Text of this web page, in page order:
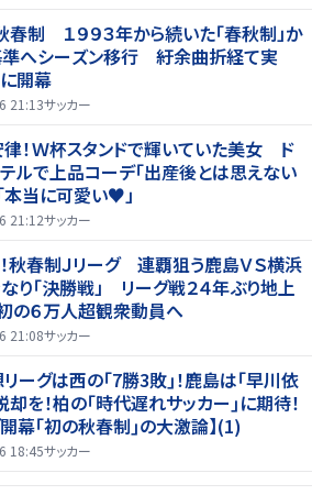
春制 １９９３年から続いた「春秋制」か
準へシーズン移行 紆余曲折経て実
開幕
21:13サッカー
！Ｗ杯スタンドで輝いていた美女 ド
ルで上品コーデ「出産後とは思えない
本当に可愛い♥」
21:12サッカー
秋春制Ｊリーグ 連覇狙う鹿島ＶＳ横浜
り「決勝戦」 リーグ戦２４年ぶり地上
の６万人超観衆動員へ
21:08サッカー
ーグは西の｢7勝3敗｣！鹿島は｢早川依
却を！柏の｢時代遅れサッカー｣に期待！
開幕｢初の秋春制｣の大激論】(1)
18:45サッカー